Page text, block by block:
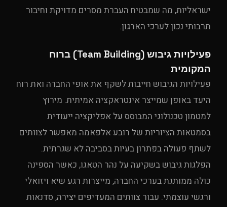
ישראליות, מה שמבטיח העברת מסרים מדויקת וחיבור
תרבותי נכון לערכי הארגון.
פעילויות גיבוש (Team Building) ברוח
המקומית
פעילויות הגיבוש חייבות לשקף את אופי החברה ואת רוח
היעד באופן שמייצר אינטראקציה אמיתית. מירוץ
למטמון טכנולוגי המבוסס על אפליקציה ייעודית
בסמטאות הציוריות של רובע אלפאמה מאפשר לצוותים
לשתף פעולה בפתרון בעיות בסביבה לא שגרתית.
הפלגות גיבוש בשקיעה על נהר הטאגו, כאשר הספינה
כולה ממותגת בערכי החברה, מייצרות רגע שיא ויזואלי
ורגשי עוצמתי. עבור צוותים המעדיפים יצירה, סדנאות
UPE Assistant